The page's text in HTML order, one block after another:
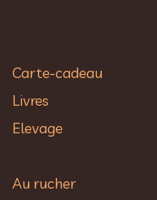
Carte-cadeau
Livres
Elevage
Au rucher​